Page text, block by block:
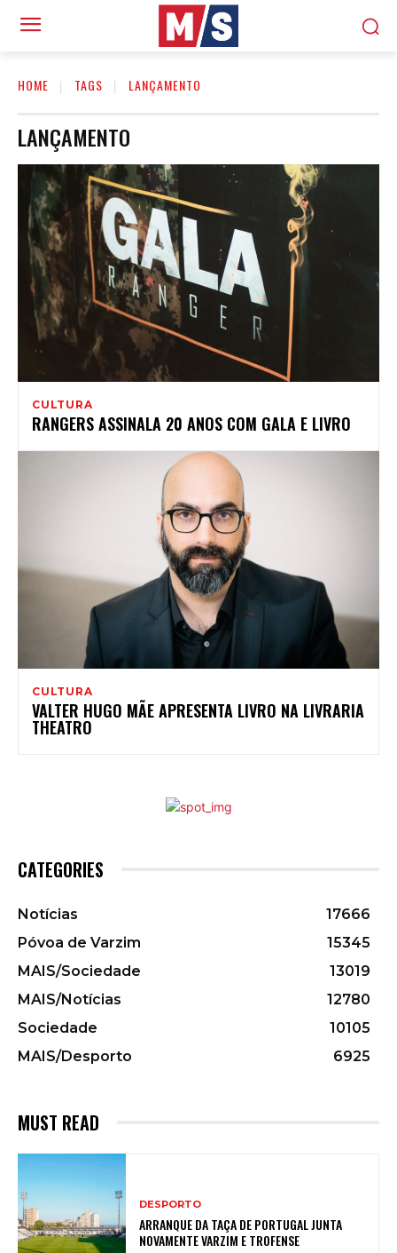
HOME TAGS LANÇAMENTO
LANÇAMENTO
CULTURA
RANGERS ASSINALA 20 ANOS COM GALA E LIVRO
CULTURA
VALTER HUGO MÃE APRESENTA LIVRO NA LIVRARIA
THEATRO
CATEGORIES
Notícias
17666
Póvoa de Varzim
15345
MAIS/Sociedade
13019
MAIS/Notícias
12780
Sociedade
10105
MAIS/Desporto
6925
MUST READ
DESPORTO
ARRANQUE DA TAÇA DE PORTUGAL JUNTA
NOVAMENTE VARZIM E TROFENSE